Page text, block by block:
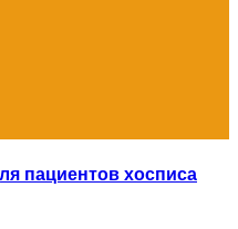
пациентов хосписа